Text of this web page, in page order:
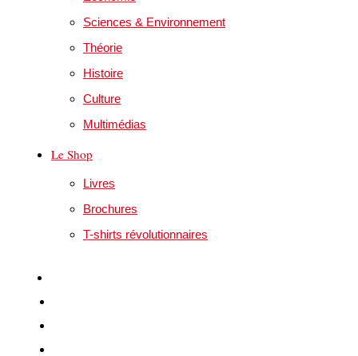
Sciences & Environnement
Théorie
Histoire
Culture
Multimédias
Le Shop
Livres
Brochures
T-shirts révolutionnaires